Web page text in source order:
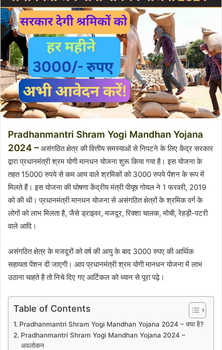
Pradhanmantri Shram Yogi Mandhan Yojana
2024 –असंगठित क्षेत्र की वित्तीय समस्याओं से निपटने के लिए केंद्र सरकार
द्वारा प्रधानमंत्री श्रम योगी मानधन योजना शुरू किया गया है। इस योजना के
तहत 15000 रुपये से कम आय वाले श्रमिकों को 3000 रुपये पेंशन के रूप में
मिलते हैं। इस योजना की घोषणा केंद्रीय मंत्री पीयूष गोयल ने 1 फरवरी, 2019
को की थी। प्रधानमंत्री मानधन योजना से असंगठित क्षेत्रों के श्रमिक वर्ग के
लोगों को लाभ मिलता है, जैसे ड्राइवर, मजदूर, रिक्शा चालक, मोची, रेहड़ी-पटरी
वाले आदि।
असंगठित क्षेत्र के मजदूरों को वर्ष की आयु के बाद 3000 रुपए की आर्थिक
सहायता पेंशन दी जाएगी। आप प्रधानमंत्री श्रम योगी मानधन योजना में लाभ
उठाना चाहते है तो निचे दिए गए आर्टिकल को ध्यान से पूरा पढ़े।
Table of Contents
Pradhanmantri Shram Yogi Mandhan Yojana 2024 – क्या है?
Pradhanmantri Shram Yogi Mandhan Yojana 2024 –
अवलोकन